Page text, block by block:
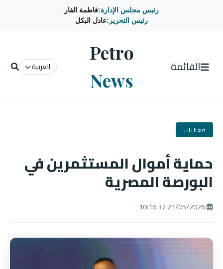
رئيس مجلس الإدارة:فاطمة الفار
رئيس التحرير:عادل البكل
القائمة
Petro
News
العربية
فعاليات
حماية أموال المستثمرين في
البورصة المصرية